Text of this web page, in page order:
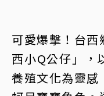
可愛爆擊！台西
西小Q公仔」，
養殖文化為靈感